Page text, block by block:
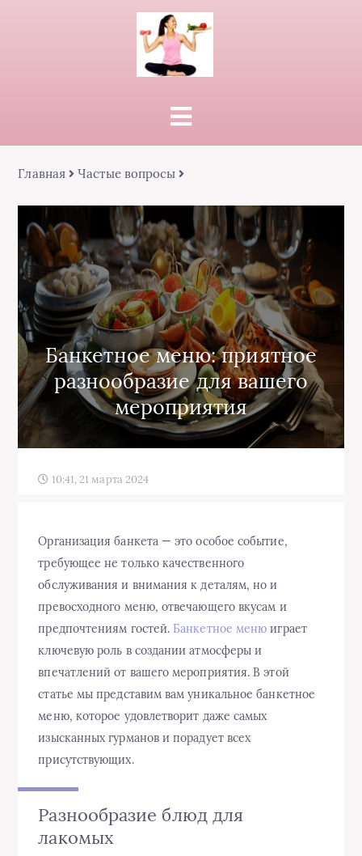
Главная Частые вопросы
Банкетное меню: приятное
разнообразие для вашего
мероприятия
10:41, 21 марта 2024
Организация банкета — это особое событие,
требующее не только качественного
обслуживания и внимания к деталям, но и
превосходного меню, отвечающего вкусам и
предпочтениям гостей. Банкетное меню играет
ключевую роль в создании атмосферы и
впечатлений от вашего мероприятия. В этой
статье мы представим вам уникальное банкетное
меню, которое удовлетворит даже самых
изысканных гурманов и порадует всех
присутствующих.
Разнообразие блюд для
лакомых